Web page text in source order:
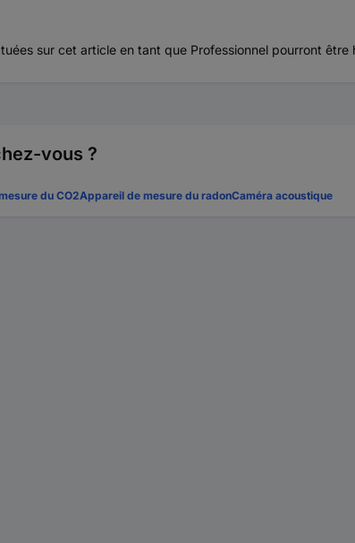
sur cet article en tant que Professionnel pourront être
vous ?
du CO2Appareil de mesure du radonCaméra acoustique